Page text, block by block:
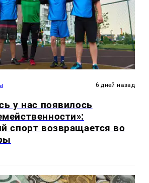
6 дней назад
у нас появилось
спорт возвращается во